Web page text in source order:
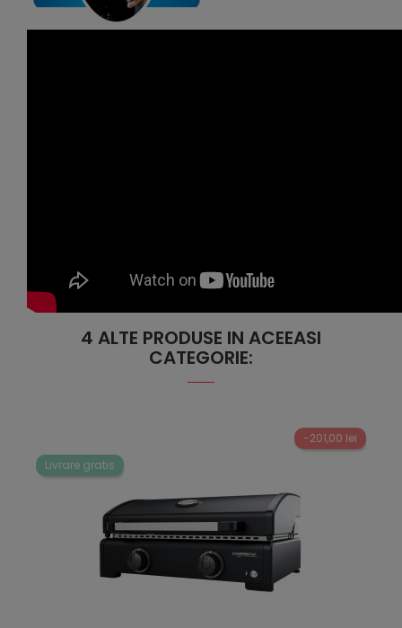
4 ALTE PRODUSE IN ACEEASI
CATEGORIE:
-201,00 lei
Livrare gratis